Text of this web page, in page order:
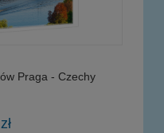
Praga - Czechy